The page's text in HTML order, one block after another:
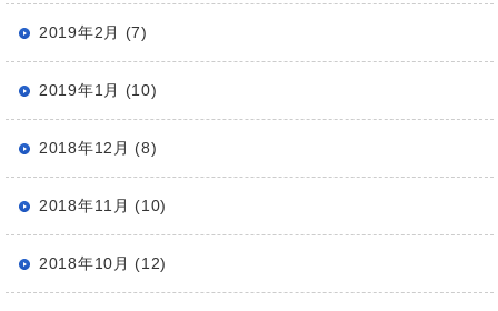
2019年2月 (7)
2019年1月 (10)
2018年12月 (8)
2018年11月 (10)
2018年10月 (12)